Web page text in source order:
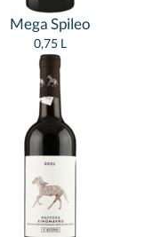
Mega Spileo
0,75 L